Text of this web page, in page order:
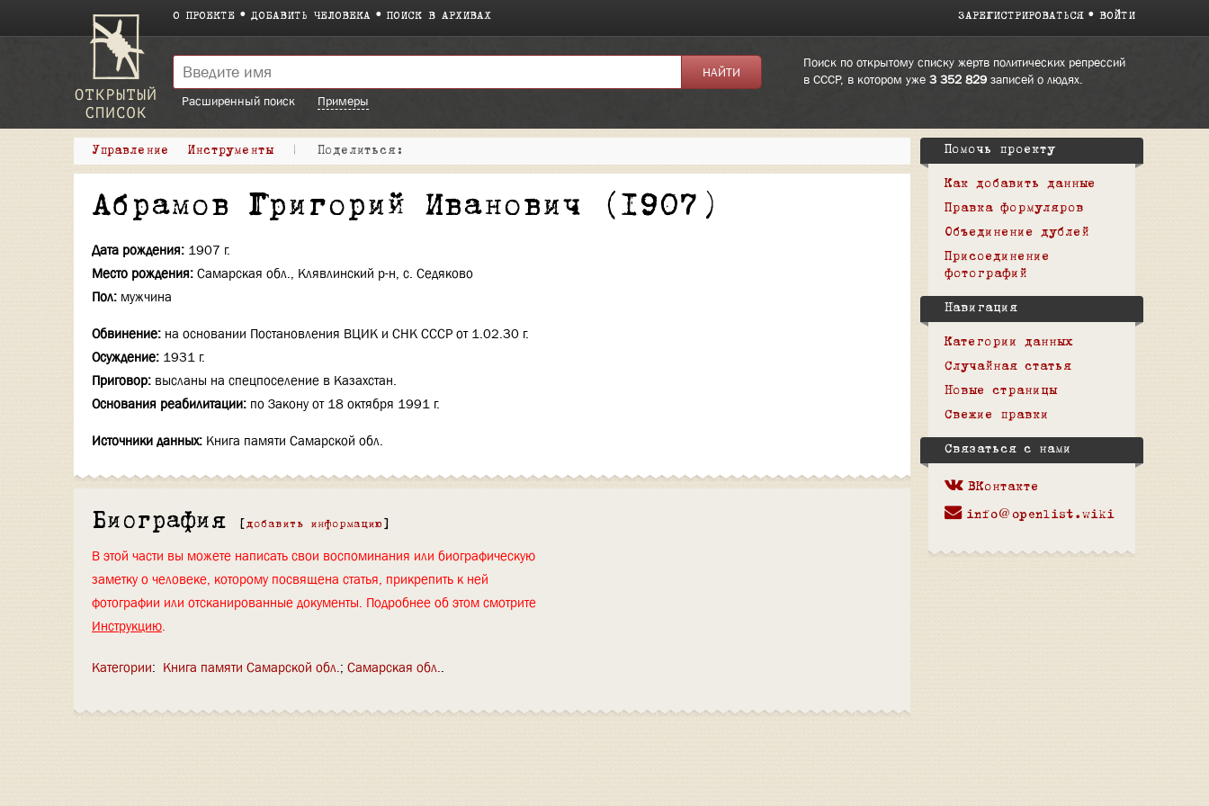
О ПРОЕКТЕ ДОБАВИТЬ ЧЕЛОВЕКА ПОИСК В АРХИВАХ ЗАРЕГИСТРИРОВАТЬСЯ ВОЙТИ
Поиск по открытому списку жертв политических репрессий
в СССР, в котором уже 3 352 829записей о людях.
Расширенный поиск
Примеры
Управление Инструменты | Поделиться:
Абрамов Григорий Иванович (1907)
Дата рождения: 1907 г.
Место рождения: Самарская обл., Клявлинский р-н, с. Седяково
Пол: мужчина
Обвинение: на основании Постановления ВЦИК и СНК СССР от 1.02.30 г.
Осуждение: 1931 г.
Приговор: высланы на спецпоселение в Казахстан.
Основания реабилитации: по Закону от 18 октября 1991 г.
Источники данных: Книга памяти Самарской обл.
Биография [ добавить информацию ]
В этой части вы можете написать свои воспоминания или биографическую
заметку о человеке, которому посвящена статья, прикрепить к ней
фотографии или отсканированные документы. Подробнее об этом смотрите
Инструкцию.
Категории: Книга памяти Самарской обл. Самарская обл.
Помочь проекту
Как добавить данные
Правка формуляров
Объединение дублей
Присоединение
фотографий
Навигация
Категории данных
Случайная статья
Новые страницы
Свежие правки
Связаться с нами
ВКонтакте
info@openlist.wiki